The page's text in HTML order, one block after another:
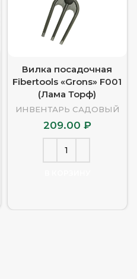
Вилка посадочная
Fibertools «Grons» F001
(Лама Торф)
ИНВЕНТАРЬ САДОВЫЙ
209.00 ₽